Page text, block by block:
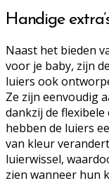
Handige
Naast het bieden
voor je baby, zijn
luiers ook
Ze zijn eenvoudig
dankzij de
hebben de luiers
van kleur
luierwissel,
zien wanneer hun